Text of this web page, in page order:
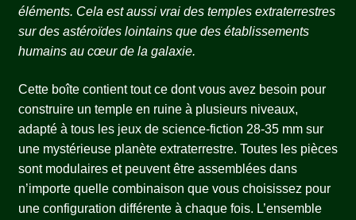
éléments. Cela est aussi vrai des temples extraterrestres
sur des astéroïdes lointains que des établissements
humains au cœur de la galaxie.
Cette boîte contient tout ce dont vous avez besoin pour
construire un temple en ruine à plusieurs niveaux,
adapté à tous les jeux de science-fiction 28-35 mm sur
une mystérieuse planète extraterrestre. Toutes les pièces
sont modulaires et peuvent être assemblées dans
n’importe quelle combinaison que vous choisissez pour
une configuration différente à chaque fois. L’ensemble